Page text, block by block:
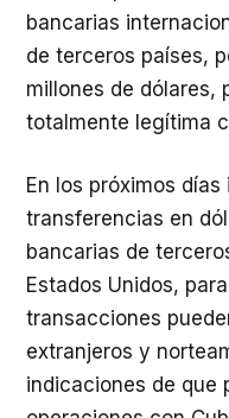
bancarias
de terceros países,
millones de dólares,
totalmente legítima
En los próximos
transferencias en
bancarias de
Estados Unidos,
transacciones
extranjeros y
indicaciones de que